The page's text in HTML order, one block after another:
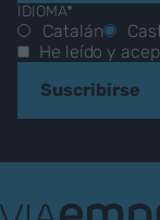
IDIOMA*
Catalán
He leído y
Suscribirse